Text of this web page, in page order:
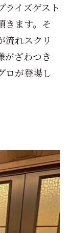
イズゲスト
きます。そ
流れスクリ
がざわつき
ロが登場し